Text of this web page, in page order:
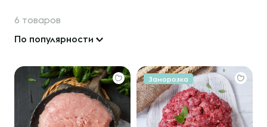
6 товаров
По популярности
Заморозка